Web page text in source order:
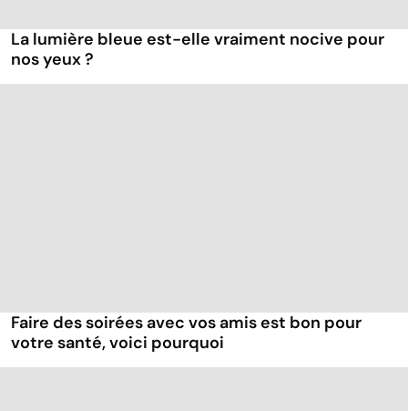
La lumière bleue est-elle vraiment nocive pour
nos yeux ?
Faire des soirées avec vos amis est bon pour
votre santé, voici pourquoi